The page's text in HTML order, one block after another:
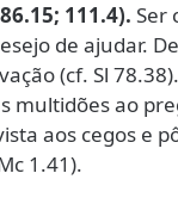
111.4). Ser
de ajudar.
(cf. Sl
multidões ao
aos cegos e
1.41).